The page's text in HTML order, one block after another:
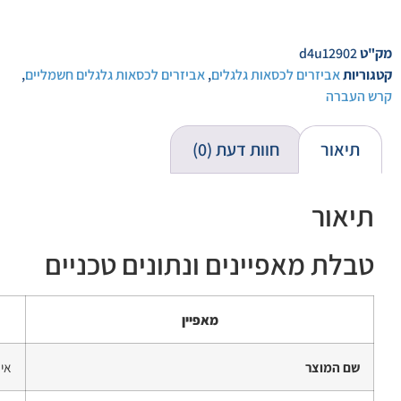
מק"טd4u12902
קטגוריותאביזרים לכסאות גלגלים,אביזרים לכסאות גלגלים חשמליים,
קרש העברה
תיאור חוות דעת (0)
תיאור
טבלת מאפיינים ונתונים טכניים
מאפיין
שם המוצר